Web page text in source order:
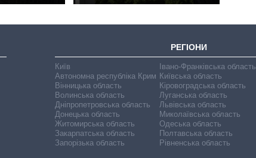
РЕГІОНИ
Київ
Автономна республіка Крим
Вінницька область
Волинська область
Дніпропетровська область
Донецька область
Житомирська область
Закарпатська область
Запорізька область
Івано-Франківська область
Київська область
Кіровоградська область
Луганська область
Львівська область
Миколаївська область
Одеська область
Полтавська область
Рівненська область